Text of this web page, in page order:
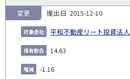
2015-12-10
平和不動産リート投資法人
変更
14.63
-1.16